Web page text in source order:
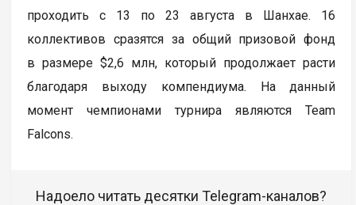
проходить с 13 по 23 августа в Шанхае. 16
коллективов сразятся за общий призовой фонд
в размере $2,6 млн, который продолжает расти
благодаря выходу компендиума. На данный
момент чемпионами турнира являются Team
Falcons.
Надоело читать десятки Telegram-каналов?